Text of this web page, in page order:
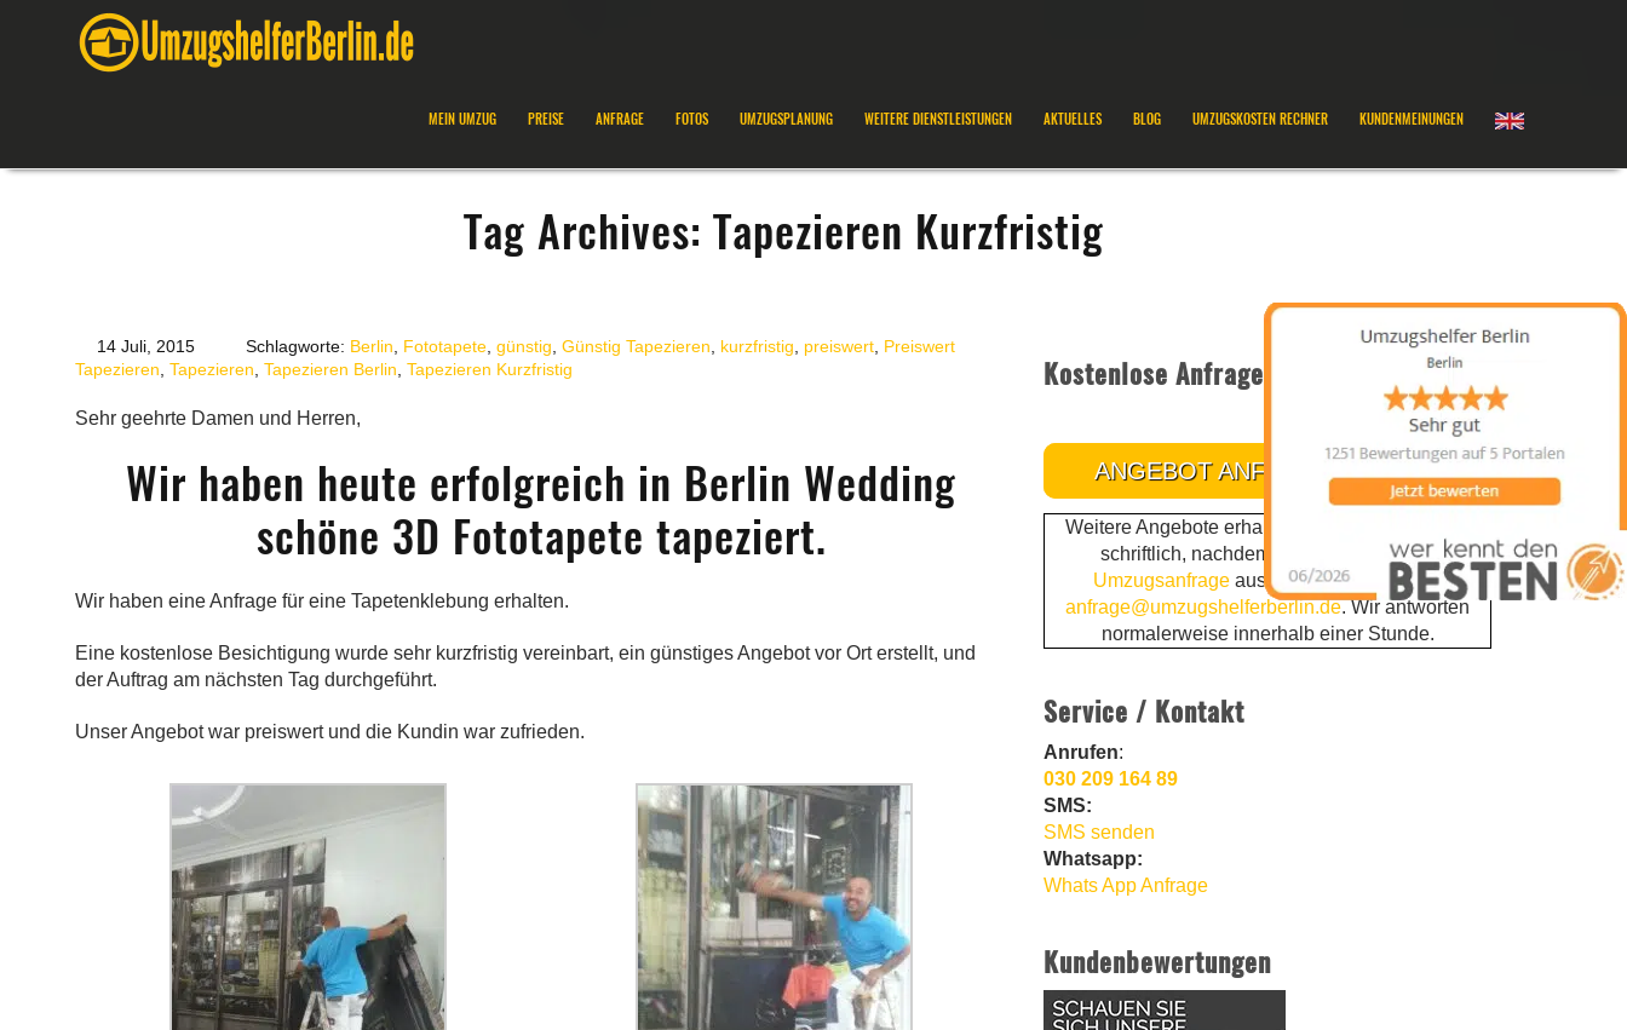
MEIN UMZUG PREISE ANFRAGE FOTOS UMZUGSPLANUNG WEITERE DIENSTLEISTUNGEN AKTUELLES BLOG UMZUGSKOSTEN RECHNER KUNDENMEINUNGEN
Tag Archives: Tapezieren Kurzfristig
14 Juli, 2015 Schlagworte: Berlin Fototapete günstig Günstig Tapezieren kurzfristig preiswert Preiswert
Tapezieren Tapezieren Tapezieren Berlin Tapezieren Kurzfristig
Sehr geehrte Damen und Herren,
Wir haben heute erfolgreich in Berlin Wedding
schöne 3D Fototapete tapeziert.
Wir haben eine Anfrage für eine Tapetenklebung erhalten.
Eine kostenlose Besichtigung wurde sehr kurzfristig vereinbart, ein günstiges Angebot vor Ort erstellt, und
der Auftrag am nächsten Tag durchgeführt.
Unser Angebot war preiswert und die Kundin war zufrieden.
Kostenlose Anfrage
ANGEBOT ANFRAGEN
Weitere Angebote erhalten Sie telefonisch oder
schriftlich, nachdem Sie die
kostenlose
Umzugsanfrage ausgefüllt haben. Email:
anfrage@umzugshelferberlin.de. Wir antworten
normalerweise innerhalb einer Stunde.
Service / Kontakt
Anrufen:
030 209 164 89
SMS:
SMS senden
Whatsapp:
Whats App Anfrage
Kundenbewertungen